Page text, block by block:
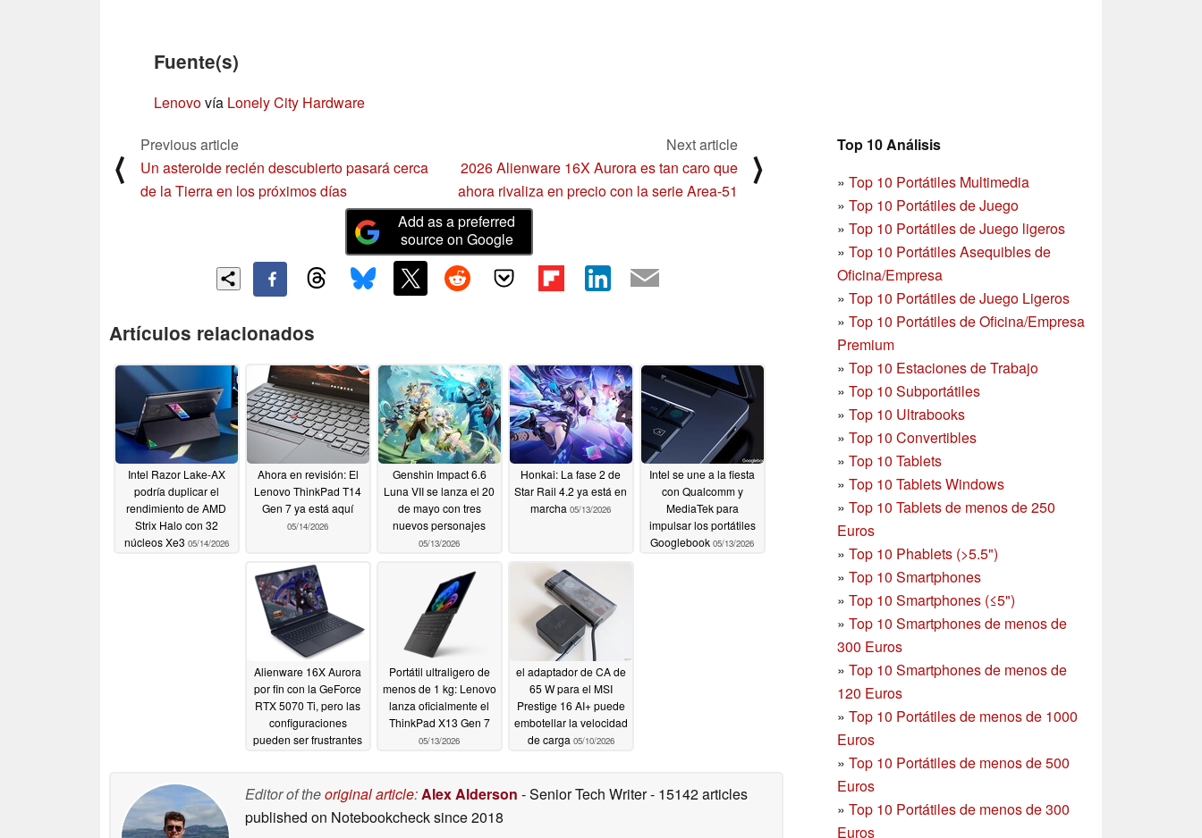
Fuente(s)
Lenovovía Lonely City Hardware
Top 10 Análisis
» Top 10 Portátiles Multimedia
» Top 10 Portátiles de Juego
» Top 10 Portátiles de Juego ligeros
» Top 10 Portátiles Asequibles de
Oficina/Empresa
» Top 10 Portátiles de Juego Ligeros
» Top 10 Portátiles de Oficina/Empresa
Premium
» Top 10 Estaciones de Trabajo
» Top 10 Subportátiles
» Top 10 Ultrabooks
» Top 10 Convertibles
» Top 10 Tablets
» Top 10 Tablets Windows
» Top 10 Tablets de menos de 250
Euros
» Top 10 Phablets (>5.5")
» Top 10 Smartphones
» Top 10 Smartphones (≤5")
» Top 10 Smartphones de menos de
300 Euros
» Top 10 Smartphonesde menos de
120 Euros
» Top 10 Portátiles de menos de 1000
Euros
» Top 10 Portátiles de menos de 500
Euros
» Top 10 Portátiles de menos de 300
Euros
⟨
Previous article
Un asteroide recién descubierto pasará cerca
de la Tierra en los próximos días
Next article
2026 Alienware 16X Aurora es tan caro que
ahora rivaliza en precio con la serie Area-51
⟩
Add as a preferred
source on Google
Artículos relacionados
Intel Razor Lake-AX
podría duplicar el
rendimiento de AMD
Strix Halo con 32
núcleos Xe3 05/14/2026
Ahora en revisión: El
Lenovo ThinkPad T14
Gen 7 ya está aquí
05/14/2026
Genshin Impact 6.6
Luna VII se lanza el 20
de mayo con tres
nuevos personajes
05/13/2026
Honkai: La fase 2 de
Star Rail 4.2 ya está en
marcha 05/13/2026
Intel se une a la fiesta
con Qualcomm y
MediaTek para
impulsar los portátiles
Googlebook 05/13/2026
Alienware 16X Aurora
por fin con la GeForce
RTX 5070 Ti, pero las
configuraciones
pueden ser frustrantes
Portátil ultraligero de
menos de 1 kg: Lenovo
lanza oficialmente el
ThinkPad X13 Gen 7
05/13/2026
el adaptador de CA de
65 W para el MSI
Prestige 16 AI+ puede
embotellar la velocidad
de carga 05/10/2026
Editor of theoriginal article:Alex Alderson - Senior Tech Writer- 15142 articles
published on Notebookchecksince 2018